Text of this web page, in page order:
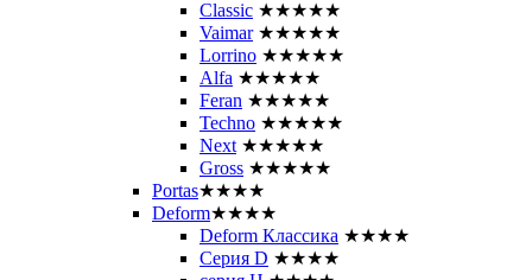
Classic ★★★★★
Vaimar ★★★★★
Lorrino ★★★★★
Alfa ★★★★★
Feran ★★★★★
Techno ★★★★★
Next ★★★★★
Gross ★★★★★
Portas★★★★
Deform★★★★
Deform Классика ★★★★
Серия D ★★★★